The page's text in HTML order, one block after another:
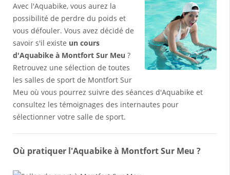
Avec l'Aquabike, vous aurez la
possibilité de perdre du poids et
vous défouler. Vous avez décidé de
savoir s'il existe un cours
d'Aquabike à Montfort Sur Meu ?
Retrouvez une sélection de toutes
les salles de sport de Montfort Sur
Meu où vous pourrez suivre des séances d'Aquabike et
consultez les témoignages des internautes pour
sélectionner votre salle de sport.
Où pratiquer l'Aquabike à Montfort Sur Meu ?